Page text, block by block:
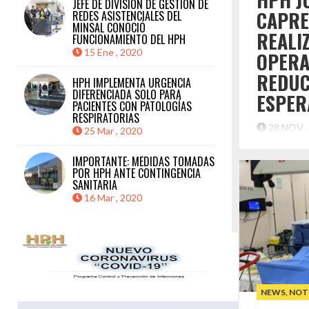
28 NOV
del Huasco
junto a la
Nacional
permitirá
quirúrgica
“Estamos
estrategias
en nuestra
con
NEWS
JEFE DE DIVISIÓN DE GESTIÓN DE
REDES ASISTENCIALES DEL
MINSAL CONOCIÓ
FUNCIONAMIENTO DEL HPH
15 Ene , 2020
HPH IMPLEMENTA URGENCIA
DIFERENCIADA SOLO PARA
PACIENTES CON PATOLOGÍAS
RESPIRATORIAS
25 Mar , 2020
IMPORTANTE: MEDIDAS TOMADAS
POR HPH ANTE CONTINGENCIA
SANITARIA
16 Mar , 2020